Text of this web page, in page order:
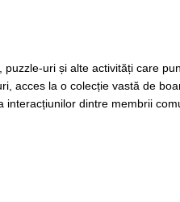
uri și alte activități care
acces la o colecție vastă de
dintre membrii